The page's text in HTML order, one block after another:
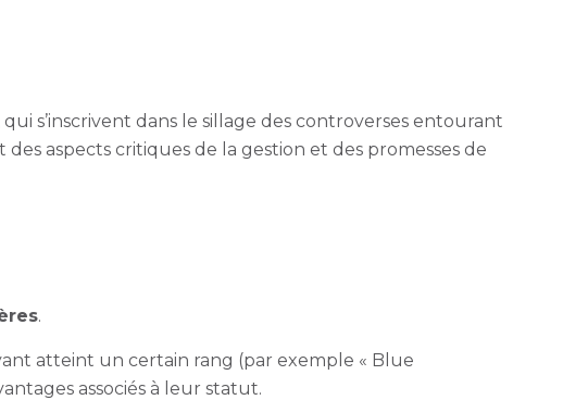
s’inscrivent dans le sillage des controverses entourant
des aspects critiques de la gestion et des promesses de
.
atteint un certain rang (par exemple « Blue
associés à leur statut.